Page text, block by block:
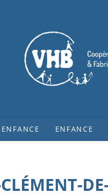
ENFANCE